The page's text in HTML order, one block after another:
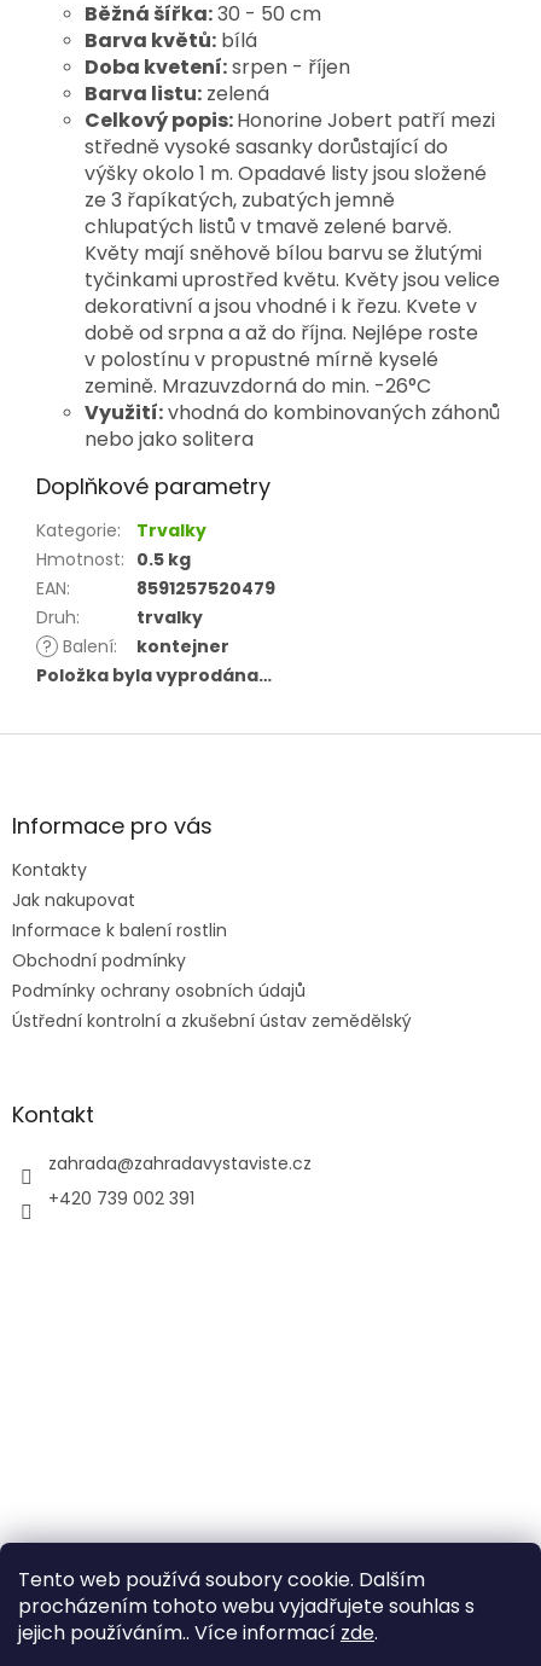
Tento web používá soubory cookie. Dalším
procházením tohoto webu vyjadřujete souhlas s
jejich používáním.. Více informací zde.
Běžná šířka:30 - 50 cm
Barva květů: bílá
Doba kvetení:srpen - říjen
Barva listu: zelená
Celkový popis:Honorine Jobert patří mezi
středně vysoké sasanky dorůstající do
výšky okolo 1 m. Opadavé listy jsou složené
ze 3 řapíkatých, zubatých jemně
chlupatých listů v tmavě zelené barvě.
Květy mají sněhově bílou barvu se žlutými
tyčinkami uprostřed květu. Květy jsou velice
dekorativní a jsou vhodné i k řezu. Kvete v
době od srpna a až do října. Nejlépe roste
v polostínu v propustné mírně kyselé
zemině. Mrazuvzdorná do min. -26°C
Využití:vhodná do kombinovaných záhonů
nebo jako solitera
Doplňkové parametry
Kategorie:
Trvalky
Hmotnost: 0.5 kg
EAN:
8591257520479
Druh:
trvalky
? Balení:
kontejner
Položka byla vyprodána…
Z
aInformace pro vás
Kontakty
Jak nakupovat
Informace k balení rostlin
Obchodní podmínky
Podmínky ochrany osobních údajů
Ústřední kontrolní a zkušební ústav zemědělský
Kontakt
zahrada@zahradavystaviste.cz
+420 739 002 391